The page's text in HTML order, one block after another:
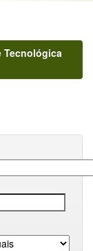
Tecnológica